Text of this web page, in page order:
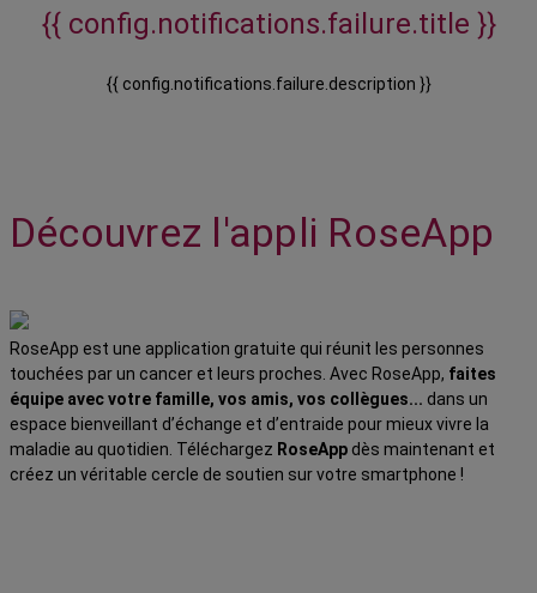
{{ config.notifications.failure.title }}
{{ config.notifications.failure.description }}
Découvrez l'appli RoseApp
RoseApp est une application gratuite qui réunit les personnes
touchées par un cancer et leurs proches. Avec RoseApp, faites
équipe avec votre famille, vos amis, vos collègues... dans un
espace bienveillant d’échange et d’entraide pour mieux vivre la
maladie au quotidien. Téléchargez RoseApp dès maintenant et
créez un véritable cercle de soutien sur votre smartphone !